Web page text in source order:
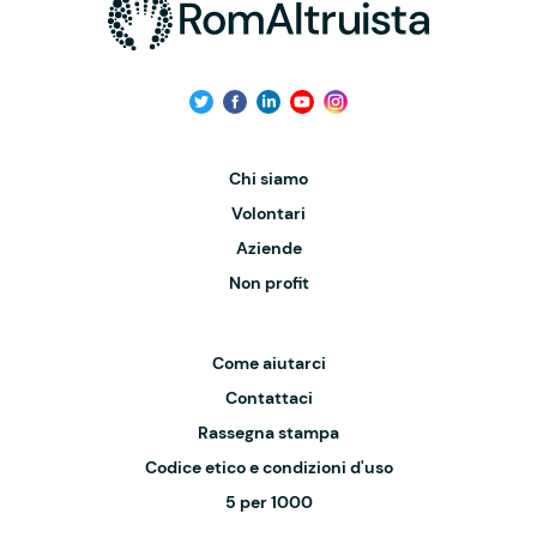
Chi siamo
Volontari
Aziende
Non profit
Come aiutarci
Contattaci
Rassegna stampa
Codice etico e condizioni d'uso
5 per 1000